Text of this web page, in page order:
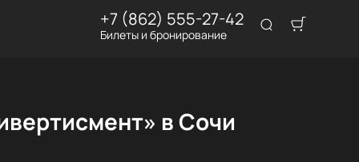
+7 (862) 555-27-42
Билеты и бронирование
в Сочи